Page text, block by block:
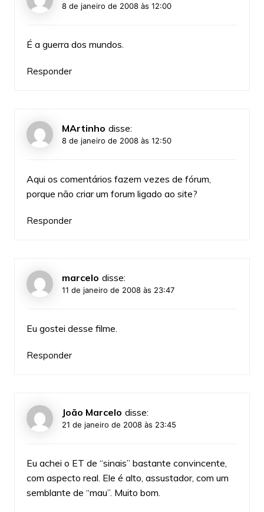
8 de janeiro de 2008 às 12:00
É a guerra dos mundos.
Responder
MArtinho disse:
8 de janeiro de 2008 às 12:50
Aqui os comentários fazem vezes de fórum,
porque não criar um forum ligado ao site?
Responder
marcelo disse:
11 de janeiro de 2008 às 23:47
Eu gostei desse filme.
Responder
João Marcelo disse:
21 de janeiro de 2008 às 23:45
Eu achei o ET de “sinais” bastante convincente,
com aspecto real. Ele é alto, assustador, com um
semblante de “mau”. Muito bom.